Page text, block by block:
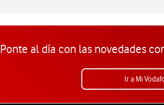
Ponte al día con las novedades
Ir a Mi